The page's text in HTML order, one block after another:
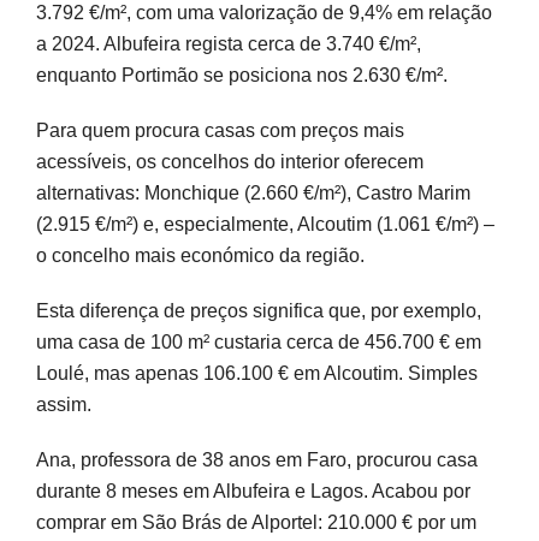
3.792 €/m², com uma valorização de 9,4% em relação
a 2024. Albufeira regista cerca de 3.740 €/m²,
enquanto Portimão se posiciona nos 2.630 €/m².
Para quem procura casas com preços mais
acessíveis, os concelhos do interior oferecem
alternativas: Monchique (2.660 €/m²), Castro Marim
(2.915 €/m²) e, especialmente, Alcoutim (1.061 €/m²) –
o concelho mais económico da região.
Esta diferença de preços significa que, por exemplo,
uma casa de 100 m² custaria cerca de 456.700 € em
Loulé, mas apenas 106.100 € em Alcoutim. Simples
assim.
Ana, professora de 38 anos em Faro, procurou casa
durante 8 meses em Albufeira e Lagos. Acabou por
comprar em São Brás de Alportel: 210.000 € por um